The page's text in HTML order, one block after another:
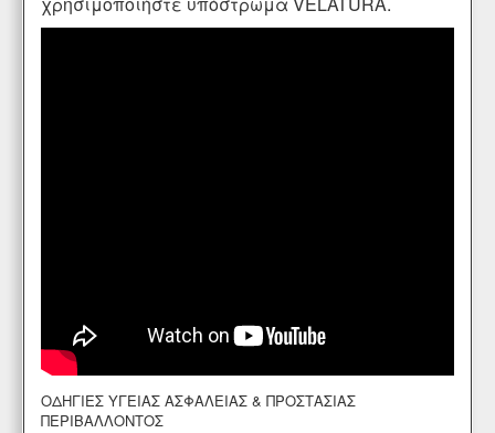
ΟΔΗΓΙΕΣ ΥΓΕΙΑΣ ΑΣΦΑΛΕΙΑΣ & ΠΡΟΣΤΑΣΙΑΣ
ΠΕΡΙΒΑΛΛΟΝΤΟΣ